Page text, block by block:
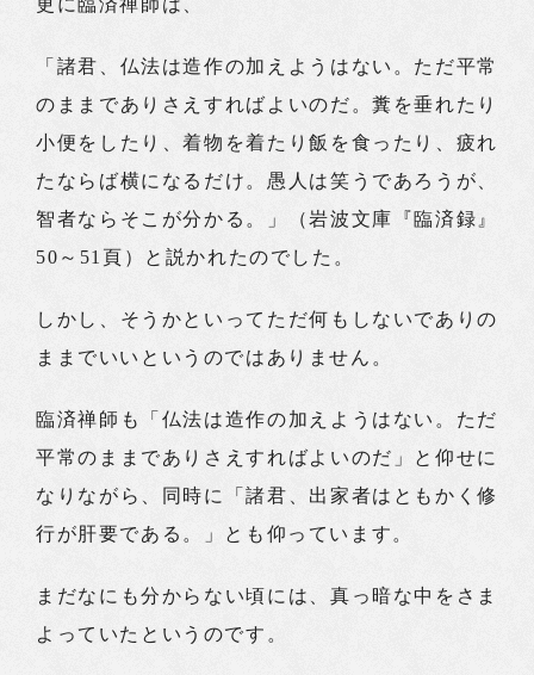
更に臨済禅師は、
「諸君、仏法は造作の加えようはない。ただ平常
のままでありさえすればよいのだ。糞を垂れたり
小便をしたり、着物を着たり飯を食ったり、疲れ
たならば横になるだけ。愚人は笑うであろうが、
智者ならそこが分かる。」（岩波文庫『臨済録』
50～51頁）と説かれたのでした。
しかし、そうかといってただ何もしないでありの
ままでいいというのではありません。
臨済禅師も「仏法は造作の加えようはない。ただ
平常のままでありさえすればよいのだ」と仰せに
なりながら、同時に「諸君、出家者はともかく修
行が肝要である。」とも仰っています。
まだなにも分からない頃には、真っ暗な中をさま
よっていたというのです。